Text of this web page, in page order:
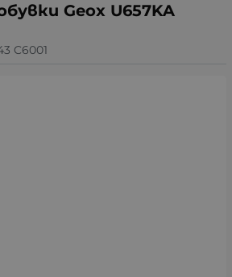
Geox U657KA
C6001